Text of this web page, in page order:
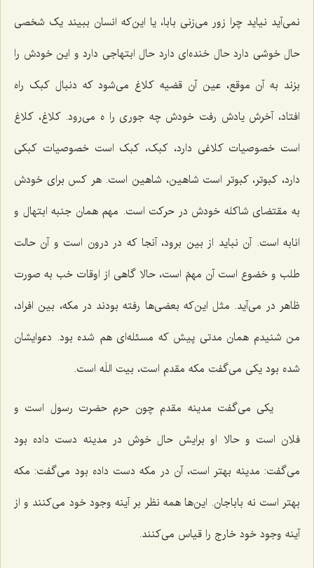
نمی‌آید نیاید چرا زور می‌زنی بابا، یا این‌که انسان ببیند یک شخصی
حال خوشی دارد حال خنده‌ای دارد حال ابتهاجی دارد و این خودش را
بزند به آن موقع، عین آن قضیه کلاغ می‌شود که دنبال کبک راه
افتاد، آخرش یادش رفت خودش چه جوری را ه می‌رود. کلاغ، کلاغ
است خصوصیات کلاغی دارد، کبک، کبک است خصوصیات کبکی
دارد، کبوتر، کبوتر است شاهین، شاهین است. هر کس برای خودش
به مقتضای شاکله خودش در حرکت است. مهم همان جنبه ابتهال و
انابه است. آن نباید از بین برود، آنجا که در درون است و آن حالت
طلب و خضوع است آن مهمّ است، حالا گاهی از اوقات خب به صورت
ظاهر در می‌آید. مثل این‌که بعضی‌ها رفته بودند در مکه، بین افراد،
من شنیدم همان مدتی پیش که مسئله‌ای هم شده بود. دعوایشان
شده بود یکی می‌گفت مکه مقدم است، بیت اللَه است.
یکی می‌گفت مدینه مقدم چون حرم حضرت رسول است و
فلان است و حالا او برایش حال خوش در مدینه دست داده بود
می‌گفت: مدینه بهتر است، آن در مکه دست داده بود می‌گفت: مکه
بهتر است نه باباجان. این‌ها همه نظر بر آینه وجود خود می‌کنند و از
آینه وجود خود خارج را قیاس می‌کنند.